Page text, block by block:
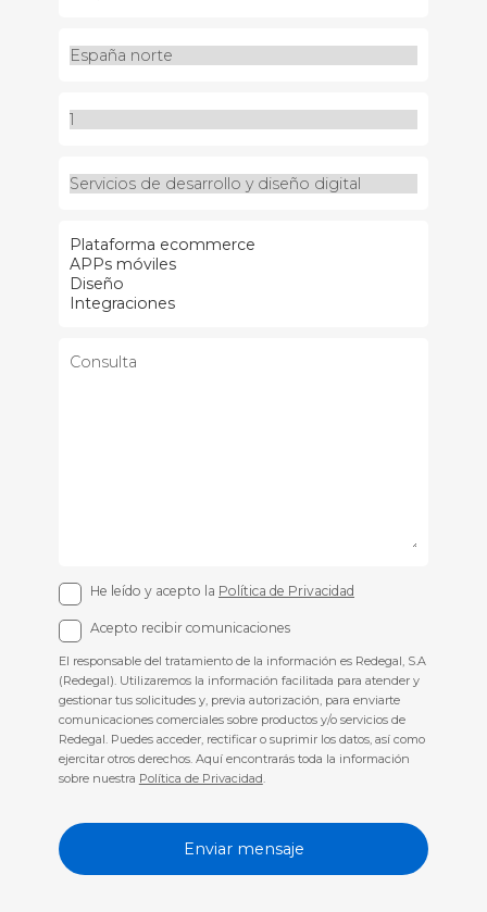
He leído y acepto la Política de Privacidad
Acepto recibir comunicaciones
El responsable del tratamiento de la información es Redegal, S.A
(Redegal). Utilizaremos la información facilitada para atender y
gestionar tus solicitudes y, previa autorización, para enviarte
comunicaciones comerciales sobre productos y/o servicios de
Redegal. Puedes acceder, rectificar o suprimir los datos, así como
ejercitar otros derechos. Aquí encontrarás toda la información
sobre nuestra Política de Privacidad.